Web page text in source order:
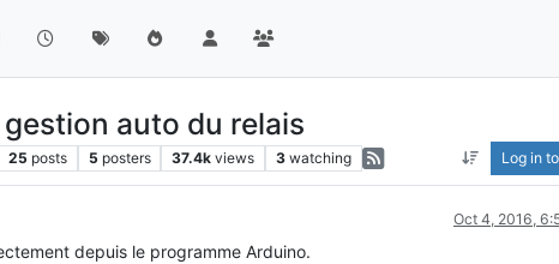
auto du relais
25 posts 5 posters 37.4k views 3 watching Log in
Oct 4, 2016,
depuis le programme Arduino.